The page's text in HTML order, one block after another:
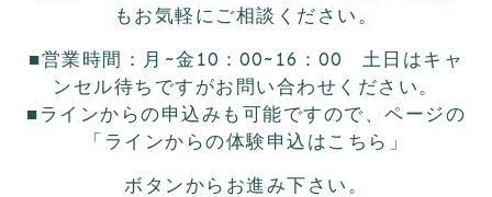
もお気軽にご相談ください。
■営業時間：月~金10：00~16：00 土日はキャ
ンセル待ちですがお問い合わせください。
■ラインからの申込みも可能ですので、ページの
「ラインからの体験申込はこちら」
ボタンからお進み下さい。